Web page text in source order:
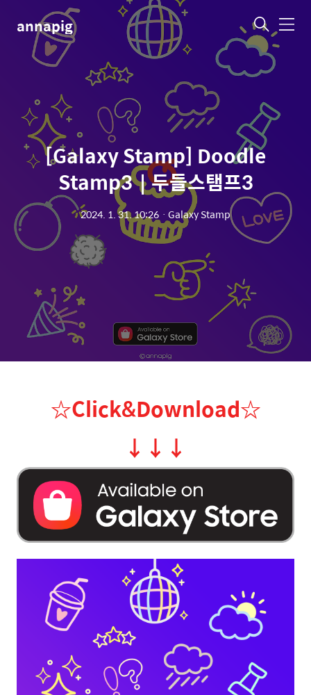
annapig 메
[Galaxy Stamp] Doodle
Stamp3｜두들스탬프3
2024. 1. 31. 10:26 ㆍ Galaxy Stamp
☆Click&Download☆
↓ ↓ ↓